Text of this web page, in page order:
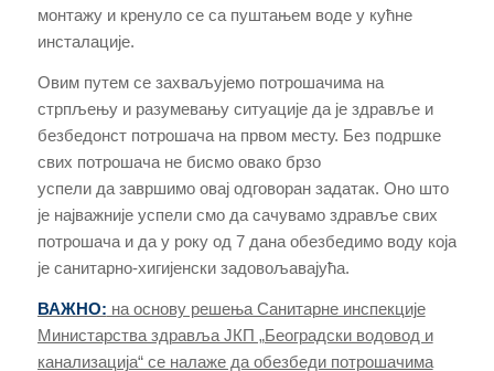
монтажу и кренуло се са пуштањем воде у кућне
инсталације.
Овим путем се захваљујемо потрошачима на
стрпљењу и разумевању ситуације да је здравље и
безбедонст потрошача на првом месту. Без подршке
свих потрошача не бисмо овако брзо
успели да завршимоовај одговоранзадатак. Оно што
је најважније успели смо да сачувамо здравље свих
потрошача и да у року од 7 дана обезбедимо воду која
је санитарно-хигијенски задовољавајућа.
ВАЖНО: на основу решења Санитарне инспекције
Министарства здравља ЈКП „Београдски водовод и
канализација“ се налаже да обезбеди потрошачима